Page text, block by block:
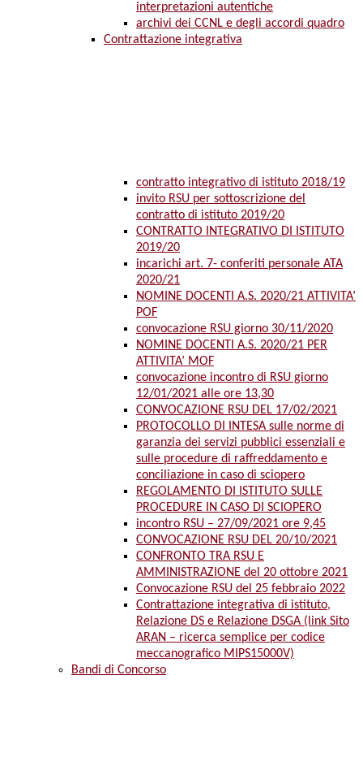
interpretazioni autentiche
archivi dei CCNL e degli accordi quadro
Contrattazione integrativa
contratto integrativo di istituto 2018/19
invito RSU per sottoscrizione del
contratto di istituto 2019/20
CONTRATTO INTEGRATIVO DI ISTITUTO
2019/20
incarichi art. 7- conferiti personale ATA
2020/21
NOMINE DOCENTI A.S. 2020/21 ATTIVITA’
POF
convocazione RSU giorno 30/11/2020
NOMINE DOCENTI A.S. 2020/21 PER
ATTIVITA’ MOF
convocazione incontro di RSU giorno
12/01/2021 alle ore 13,30
CONVOCAZIONE RSU DEL 17/02/2021
PROTOCOLLO DI INTESA sulle norme di
garanzia dei servizi pubblici essenziali e
sulle procedure di raffreddamento e
conciliazione in caso di sciopero
REGOLAMENTO DI ISTITUTO SULLE
PROCEDURE IN CASO DI SCIOPERO
incontro RSU – 27/09/2021 ore 9,45
CONVOCAZIONE RSU DEL 20/10/2021
CONFRONTO TRA RSU E
AMMINISTRAZIONE del 20 ottobre 2021
Convocazione RSU del 25 febbraio 2022
Contrattazione integrativa di istituto,
Relazione DS e Relazione DSGA (link Sito
ARAN – ricerca semplice per codice
meccanografico MIPS15000V)
Bandi di Concorso